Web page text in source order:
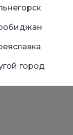
лаков и иных
город